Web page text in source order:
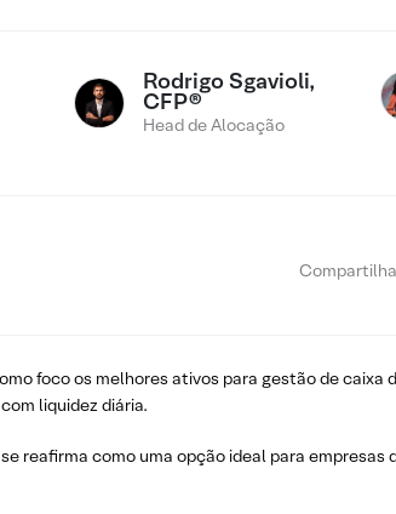
Rodrigo Sgavioli,
CFP®
Head de Alocação
foco os melhores ativos para gestão de caixa
liquidez diária.
reafirma como uma opção ideal para empresas